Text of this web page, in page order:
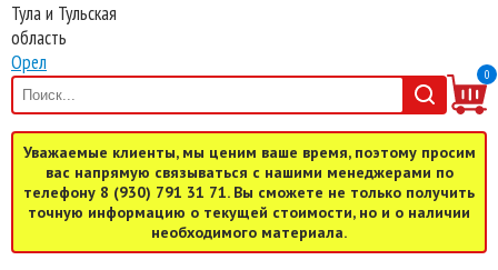
Тула и Тульская
область
Орел
0
Уважаемые клиенты, мы ценим ваше время, поэтому просим
вас напрямую связываться с нашими менеджерами по
телефону 8 (930) 791 31 71. Вы сможете не только получить
точную информацию о текущей стоимости, но и о наличии
необходимого материала.